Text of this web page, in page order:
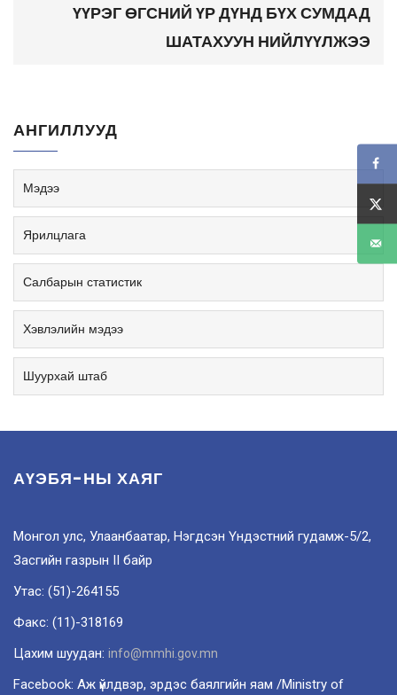
ҮҮРЭГ ӨГСНИЙ ҮР ДҮНД БҮХ СУМДАД
ШАТАХУУН НИЙЛҮҮЛЖЭЭ
АНГИЛЛУУД
Мэдээ
Ярилцлага
Салбарын статистик
Хэвлэлийн мэдээ
Шуурхай штаб
АҮЭБЯ-НЫ ХАЯГ
Монгол улс, Улаанбаатар, Нэгдсэн Үндэстний гудамж-5/2,
Засгийн газрын II байр
Утас: (51)-264155
Факс: (11)-318169
Цахим шуудан: info@mmhi.gov.mn
Facebook: Аж үйлдвэр, эрдэс баялгийн яам /Ministry of